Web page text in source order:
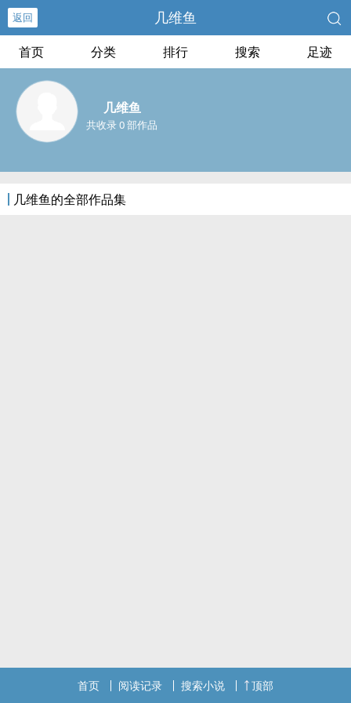
返回 几维鱼
首页 分类 排行 搜索 足迹
几维鱼
共收录 0 部作品
几维鱼的全部作品集
首页 阅读记录 搜索小说 顶部